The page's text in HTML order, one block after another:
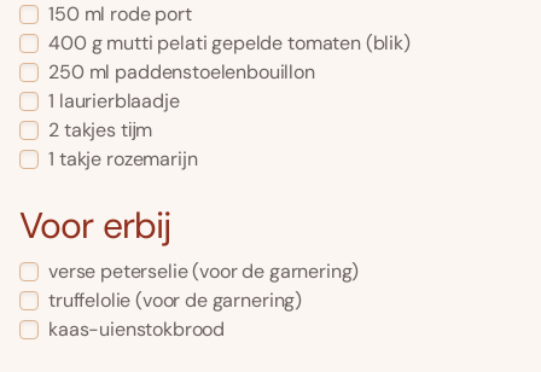
150 ml rode port
400 g mutti pelati gepelde tomaten(blik)
250 ml paddenstoelenbouillon
1 laurierblaadje
2takjes tĳm
1 takje rozemarijn
Voor erbij
verse peterselie(voor de garnering)
truffelolie(voor de garnering)
kaas-uienstokbrood